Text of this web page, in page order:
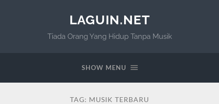
LAGUIN.NET
Tiada Orang Yang Hidup Tanpa Musik
SHOW MENU
TAG: MUSIK TERBARU